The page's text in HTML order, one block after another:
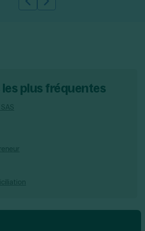
Slide précédente
Slide suivante
plus fréquentes